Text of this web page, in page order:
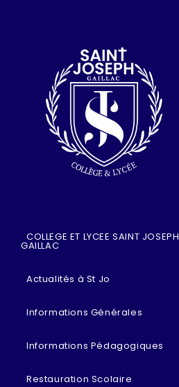
COLLEGE ET LYCEE SAINT JOSEPH
GAILLAC
Actualités à St Jo
Informations Générales
Informations Pédagogiques
Restauration Scolaire